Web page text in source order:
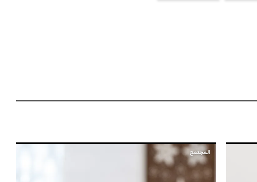
المجتمع